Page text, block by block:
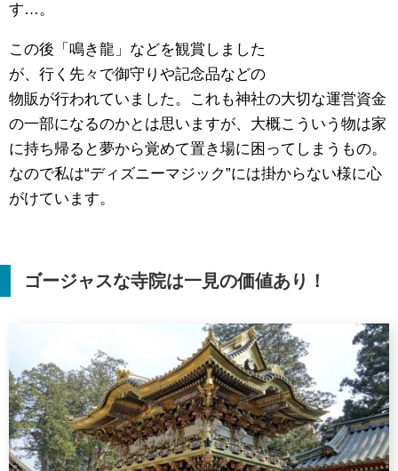
す…。
この後「鳴き龍」などを観賞しました
が、行く先々で御守りや記念品などの
物販が行われていました。これも神社の大切な運営資金
の一部になるのかとは思いますが、大概こういう物は家
に持ち帰ると夢から覚めて置き場に困ってしまうもの。
なので私は“ディズニーマジック”には掛からない様に心
がけています。
ゴージャスな寺院は一見の価値あり！